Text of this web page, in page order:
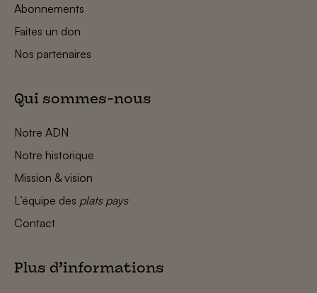
Abonnements
Faites un don
Nos partenaires
Qui sommes-nous
Notre ADN
Notre historique
Mission & vision
L’équipe des plats pays
Contact
Plus d’informations